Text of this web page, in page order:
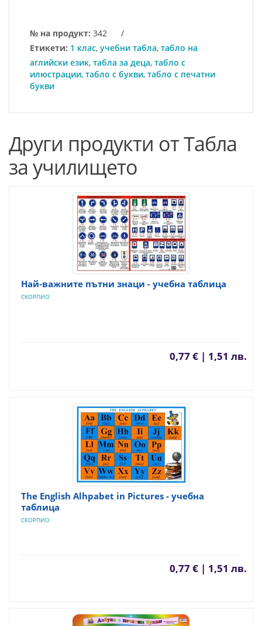
№ на продукт: 342
/
Етикети: 1 клас, учебни табла, табло на
аглийски език, табла за деца, табло с
илюстрации, табло с букви, табло с печатни
букви
Други продукти от Табла
за училището
Най-важните пътни знаци - учебна таблица
СКОРПИО
0,77 € | 1,51 лв.
The English Alhpabet in Pictures - учебна
таблица
СКОРПИО
0,77 € | 1,51 лв.